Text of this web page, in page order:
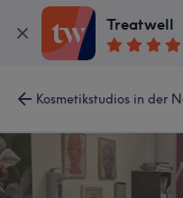
Treatwell
Kosmetikstudios in der